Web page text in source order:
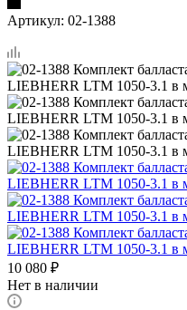
Артикул: 02-1388
10 080 ₽
Нет в наличии